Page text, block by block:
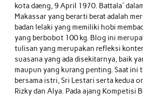
kota daeng, 9 April 1970. Battala'
Makassar yang berarti berat adalah
badan lelaki yang memiliki hobi
yang berbobot 100 kg. Blog ini
tulisan yang merupakan refleksi
suasana yang ada disekitarnya, baik
maupun yang kurang penting. Saat ini
bersama istri, Sri Lestari serta kedua
Rizky dan Alya. Pada ajang Kompetisi